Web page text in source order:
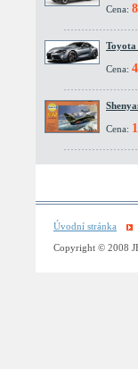
Cena:
Toyota
Cena:
Cena:
Úvodní stránka
Copyright © 2008